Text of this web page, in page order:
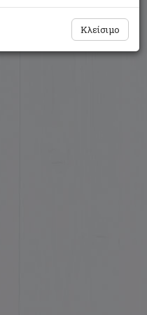
Κλείσιμο